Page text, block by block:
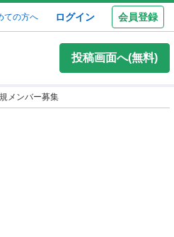
ての方へ ログイン 会員登録
投稿画面へ(無料)
メンバー募集